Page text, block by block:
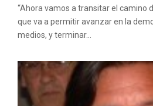
“Ahora vamos a transitar el camino
que va a permitir avanzar en la
medios, y terminar...